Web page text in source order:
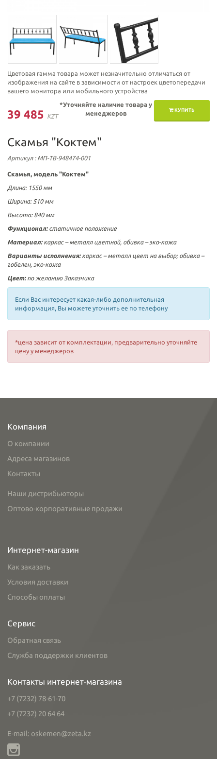
Цветовая гамма товара может незначительно отличаться от
изображения на сайте в зависимости от настроек цветопередачи
вашего монитора или мобильного устройства
39 485 KZT
КУПИТЬ
*Уточняйте наличие товара у
менеджеров
Скамья "Коктем"
Артикул: МП-ТВ-948474-001
Скамья, модель "Коктем"
Длина: 1550 мм
Ширина: 510 мм
Высота: 840 мм
Функционал:статичное положение
Материал:каркас – металл цветной, обивка – эко-кожа
Варианты исполнения:каркас – металл цвет на выбор; обивка –
гобелен, эко-кожа
Цвет:по желанию Заказчика
Если Вас интересует какая-либо дополнительная
информация, Вы можете уточнить ее по телефону
*цена зависит от комплектации, предварительно уточняйте
цену у менеджеров
Компания
О компании
Адреса магазинов
Контакты
Наши дистрибьюторы
Оптово-корпоративные продажи
Интернет-магазин
Как заказать
Условия доставки
Способы оплаты
Сервис
Обратная связь
Служба поддержки клиентов
Контакты интернет-магазина
+7 (7232) 78-61-70
+7 (7232) 20 64 64
E-mail: oskemen@zeta.kz